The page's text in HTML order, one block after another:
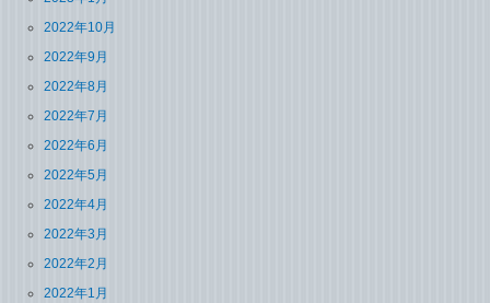
2022年10月
2022年9月
2022年8月
2022年7月
2022年6月
2022年5月
2022年4月
2022年3月
2022年2月
2022年1月